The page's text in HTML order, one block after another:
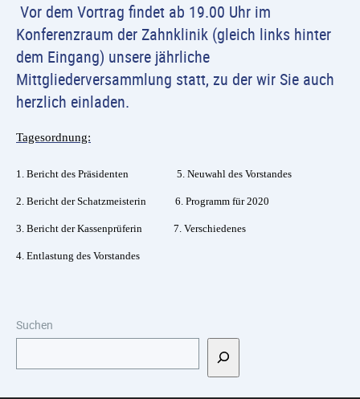
Vor dem Vortrag findet ab 19.00 Uhr im
Konferenzraum der Zahnklinik (gleich links hinter
dem Eingang) unsere jährliche
Mittgliederversammlung statt, zu der wir Sie auch
herzlich einladen.
Tagesordnung:
1. Bericht des Präsidenten 5. Neuwahl des Vorstandes
2. Bericht der Schatzmeisterin 6. Programm für 2020
3. Bericht der Kassenprüferin 7. Verschiedenes
4. Entlastung des Vorstandes
Suchen